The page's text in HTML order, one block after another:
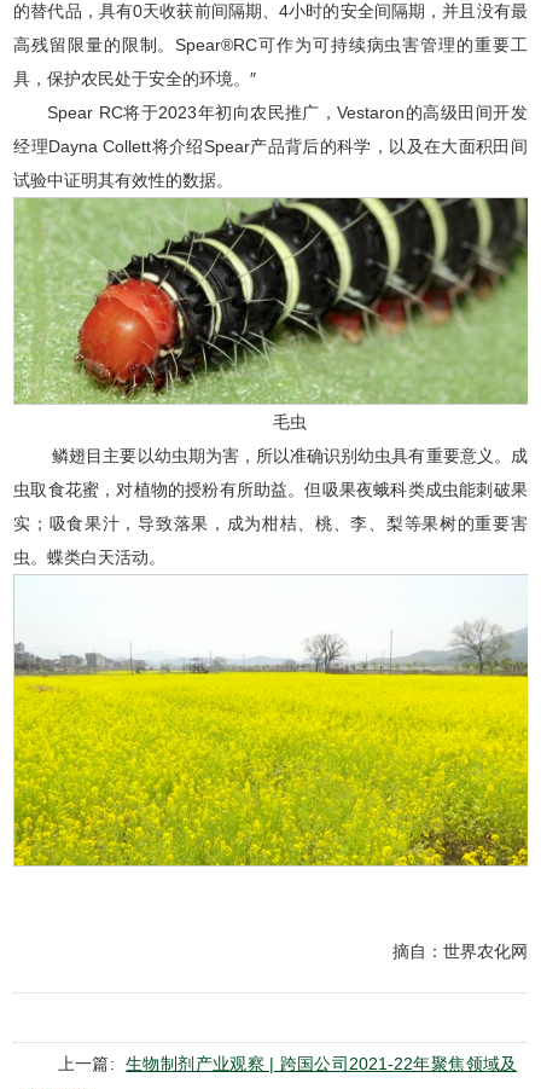
的替代品，具有0天收获前间隔期、4小时的安全间隔期，并且没有最
高残留限量的限制。Spear®RC可作为可持续病虫害管理的重要工
具，保护农民处于安全的环境。″
Spear RC将于2023年初向农民推广，Vestaron的高级田间开发
经理Dayna Collett将介绍Spear产品背后的科学，以及在大面积田间
试验中证明其有效性的数据。
毛虫
鳞翅目主要以幼虫期为害，所以准确识别幼虫具有重要意义。成
虫取食花蜜，对植物的授粉有所助益。但吸果夜蛾科类成虫能刺破果
实；吸食果汁，导致落果，成为柑桔、桃、李、梨等果树的重要害
虫。蝶类白天活动。
摘自：世界农化网
上一篇:
生物制剂产业观察 | 跨国公司2021-22年聚焦领域及